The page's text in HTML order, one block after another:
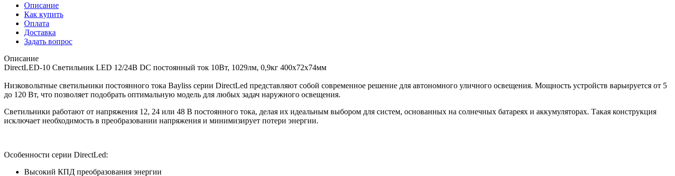
Описание
Как купить
Оплата
Доставка
Задать вопрос
Описание
DirectLED-10 Cветильник LED 12/24В DC постоянный ток 10Вт, 1029лм, 0,9кг 400х72х74мм
Низковольтные светильники постоянного тока Bayliss серии DirectLed представляют собой современное решение для автономного уличного освещения. Мощность устройств варьируется от 5
до 120 Вт, что позволяет подобрать оптимальную модель для любых задач наружного освещения.
Светильники работают от напряжения 12, 24 или 48 В постоянного тока, делая их идеальным выбором для систем, основанных на солнечных батареях и аккумуляторах. Такая конструкция
исключает необходимость в преобразовании напряжения и минимизирует потери энергии.
Особенности серии DirectLed:
Высокий КПД преобразования энергии